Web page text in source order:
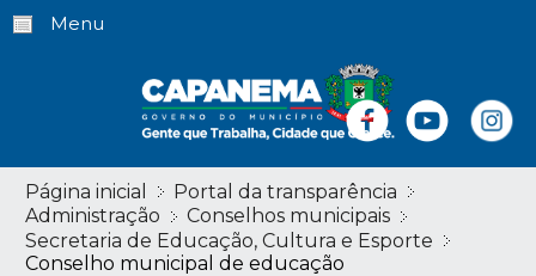
Menu
Página inicial
Portal da transparência
Administração
Conselhos municipais
Secretaria de Educação, Cultura e Esporte
Conselho municipal de educação